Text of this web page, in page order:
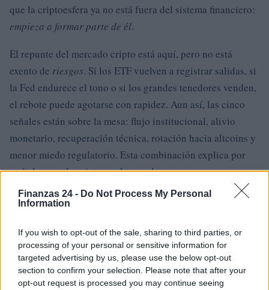
Finanzas 24 - Do Not Process My Personal
Information
If you wish to opt-out of the sale, sharing to third parties, or
processing of your personal or sensitive information for
targeted advertising by us, please use the below opt-out
section to confirm your selection. Please note that after your
opt-out request is processed you may continue seeing
que la criptoesfera ya no está fuera del sistema financiero:
empieza a formar parte de él.
El repunte del mercado cripto está aquí, pero no está
exento de riesgos. Si los ETF vuelven a registrar salidas, si
la Fed endurece el tono o si los grandes tenedores venden,
el rebote puede agotarse con rapidez. Aun así, las cinco
señales están sobre la mesa: flujo institucional, alivio
monetario, recuperación técnica, rotación hacia altcoins y
menor miedo regulatorio. Esta combinación explica por
qué el mercado cripto vuelve a calentarse.
Diego Martín